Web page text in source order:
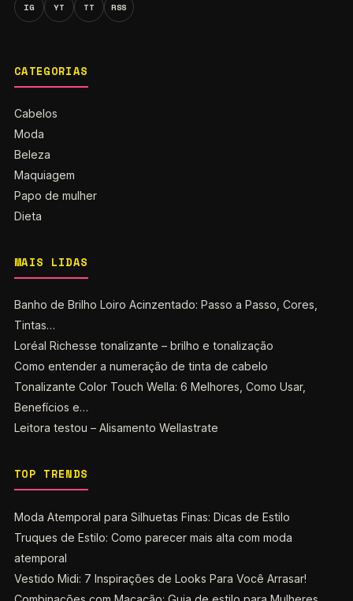
IG YT TT RSS
CATEGORIAS
Cabelos
Moda
Beleza
Maquiagem
Papo de mulher
Dieta
MAIS LIDAS
Banho de Brilho Loiro Acinzentado: Passo a Passo, Cores,
Tintas…
Loréal Richesse tonalizante – brilho e tonalização
Como entender a numeração de tinta de cabelo
Tonalizante Color Touch Wella: 6 Melhores, Como Usar,
Benefícios e…
Leitora testou – Alisamento Wellastrate
TOP TRENDS
Moda Atemporal para Silhuetas Finas: Dicas de Estilo
Truques de Estilo: Como parecer mais alta com moda
atemporal
Vestido Midi: 7 Inspirações de Looks Para Você Arrasar!